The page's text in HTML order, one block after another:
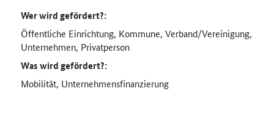
Wer wird gefördert?:
Öffentliche Einrichtung, Kommune, Verband/Vereinigung,
Unternehmen, Privatperson
Was wird gefördert?:
Mobilität, Unternehmensfinanzierung